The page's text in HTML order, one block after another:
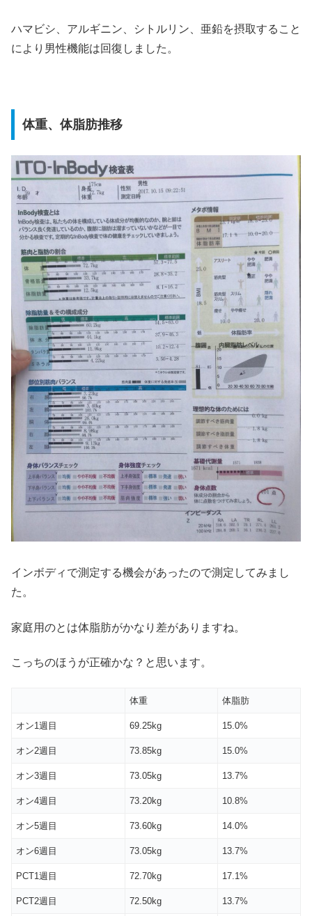
ハマビシ、アルギニン、シトルリン、亜鉛を摂取すること
により男性機能は回復しました。
体重、体脂肪推移
インボディで測定する機会があったので測定してみまし
た。
家庭用のとは体脂肪がかなり差がありますね。
こっちのほうが正確かな？と思います。
体重 体脂肪
オン1週目 69.25kg 15.0%
オン2週目 73.85kg 15.0%
オン3週目 73.05kg 13.7%
オン4週目 73.20kg 10.8%
オン5週目 73.60kg 14.0%
オン6週目 73.05kg 13.7%
PCT1週目 72.70kg 17.1%
PCT2週目 72.50kg 13.7%